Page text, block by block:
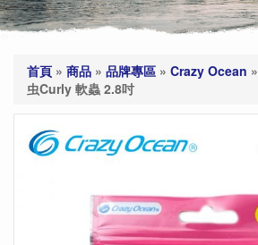
首頁 » 商品 » 品牌專區 » Crazy Ocean »
虫Curly 軟蟲 2.8吋